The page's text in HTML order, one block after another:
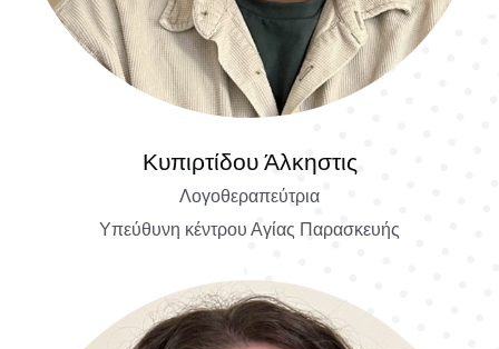
Κυπιρτίδου Άλκηστις
Λογοθεραπεύτρια
Υπεύθυνη κέντρου Αγίας Παρασκευής